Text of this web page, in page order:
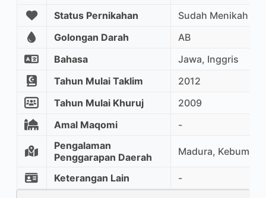
Status Pernikahan
Sudah Menikah
Golongan Darah
AB
Bahasa
Jawa, Inggris
Tahun Mulai Taklim
2012
Tahun Mulai Khuruj
2009
Amal Maqomi
-
Pengalaman
Penggarapan Daerah
Madura, Kebumen
Keterangan Lain -